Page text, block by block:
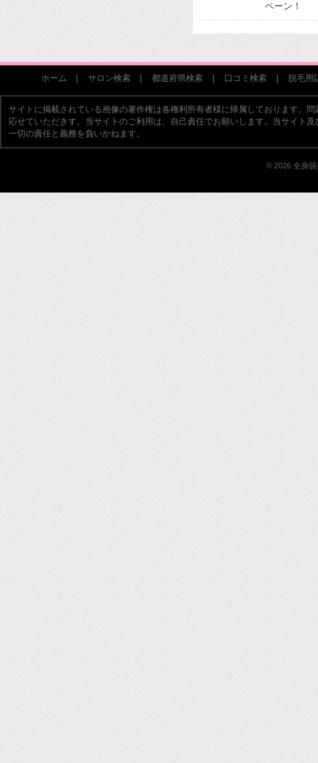
ペーン！
ホーム サロン検索 都道府県検索 口コミ検索 脱毛用
サイトに掲載されている画像の著作権は各権利所有者様に帰属しております。
応せていただきす。当サイトのご利用は、自己責任でお願いします。当サイト
一切の責任と義務を負いかねます。
© 2026 全身